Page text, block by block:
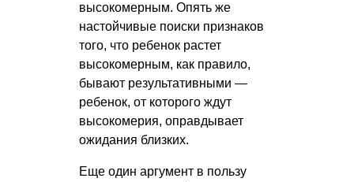
высокомерным. Опять же
настойчивые поиски признаков
того, что ребенок растет
высокомерным, как правило,
бывают результативными —
ребенок, от которого ждут
высокомерия, оправдывает
ожидания близких.
Еще один аргумент в пользу